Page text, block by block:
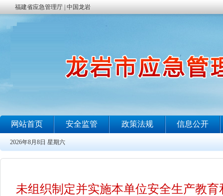
未组织制定并实施本单位安全生产教